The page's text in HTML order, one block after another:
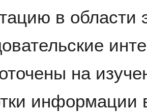
в области
на
информации